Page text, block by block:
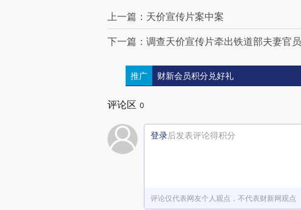
上一篇：天价宣传片案中案
下一篇：调查天价宣传片牵出铁道部夫妻官员
推广 财新会员积分兑好礼
评论区 0
登录后发表评论得积分
评论仅代表网友个人观点，不代表财新网观点